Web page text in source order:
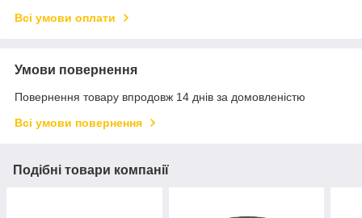
Всі умови оплати
Умови повернення
Повернення товару впродовж 14 днів за домовленістю
Всі умови повернення
Подібні товари компанії